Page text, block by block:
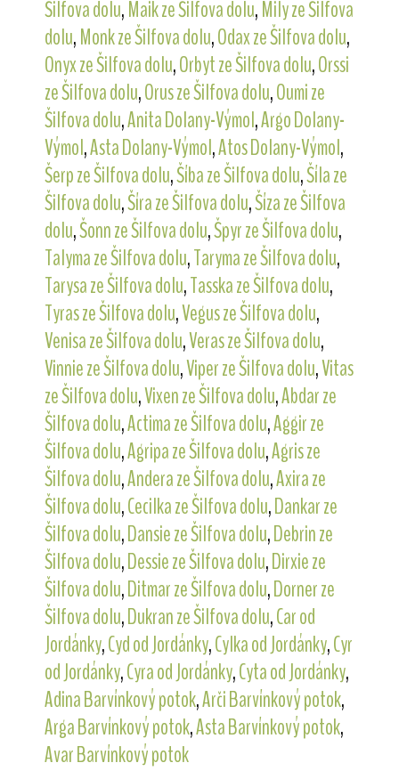
Šilfova dolu,Maik ze Šilfova dolu,Mily ze Šilfova
dolu,Monk ze Šilfova dolu,Odax ze Šilfova dolu,
Onyx ze Šilfova dolu,Orbyt ze Šilfova dolu,Orssi
ze Šilfova dolu,Orus ze Šilfova dolu,Oumi ze
Šilfova dolu,Anita Dolany-Výmol,Argo Dolany-
Výmol,Asta Dolany-Výmol,Atos Dolany-Výmol,
Šerp ze Šilfova dolu,Šíba ze Šilfova dolu,Šíla ze
Šilfova dolu,Šíra ze Šilfova dolu,Šíza ze Šilfova
dolu,Šonn ze Šilfova dolu,Špyr ze Šilfova dolu,
Talyma ze Šilfova dolu,Taryma ze Šilfova dolu,
Tarysa ze Šilfova dolu,Tasska ze Šilfova dolu,
Tyras ze Šilfova dolu,Vegus ze Šilfova dolu,
Venisa ze Šilfova dolu,Veras ze Šilfova dolu,
Vinnie ze Šilfova dolu,Viper ze Šilfova dolu,Vitas
ze Šilfova dolu,Vixen ze Šilfova dolu,Abdar ze
Šilfova dolu,Actima ze Šilfova dolu,Aggir ze
Šilfova dolu,Agripa ze Šilfova dolu,Agris ze
Šilfova dolu,Andera ze Šilfova dolu,Axira ze
Šilfova dolu,Cecilka ze Šilfova dolu,Dankar ze
Šilfova dolu,Dansie ze Šilfova dolu,Debrin ze
Šilfova dolu,Dessie ze Šilfova dolu,Dirxie ze
Šilfova dolu,Ditmar ze Šilfova dolu,Dorner ze
Šilfova dolu,Dukran ze Šilfova dolu,Car od
Jordánky,Cyd od Jordánky,Cylka od Jordánky,Cyr
od Jordánky,Cyra od Jordánky,Cyta od Jordánky,
Adina Barvínkový potok,Arči Barvínkový potok,
Arga Barvínkový potok,Asta Barvínkový potok,
Avar Barvínkový potok